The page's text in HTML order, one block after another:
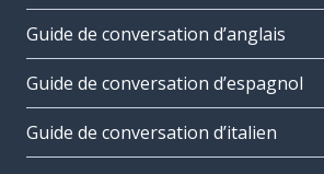
Guide de conversation d’anglais
Guide de conversation d’espagnol
Guide de conversation d’italien